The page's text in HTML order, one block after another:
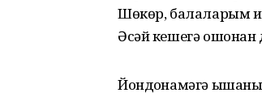
Шөкөр, балаларым
Әсәй кешегә ошонан
Йондоҙнамәгә